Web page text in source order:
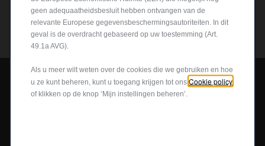
VERDER
geen adequaatheidsbesluit hebben ontvangen van de
relevante Europese gegevensbeschermingsautoriteiten. In dit
geval is de overdracht gebaseerd op uw toestemming (Art.
49.1a AVG).
Als u meer wilt weten over de cookies die we gebruiken en hoe
u ze kunt beheren, kunt u toegang krijgen tot ons Cookie policy
of klikken op de knop ‘Mijn instellingen beheren’.